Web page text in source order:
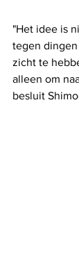
"Het idee is
tegen dingen
zicht te
alleen om
besluit